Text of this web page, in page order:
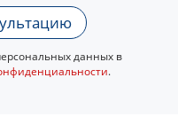
данных в
.